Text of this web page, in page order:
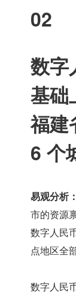
02
数字
基础
福建
6 个
易观分析：
市的资源
数字人民
点地区全
数字人民